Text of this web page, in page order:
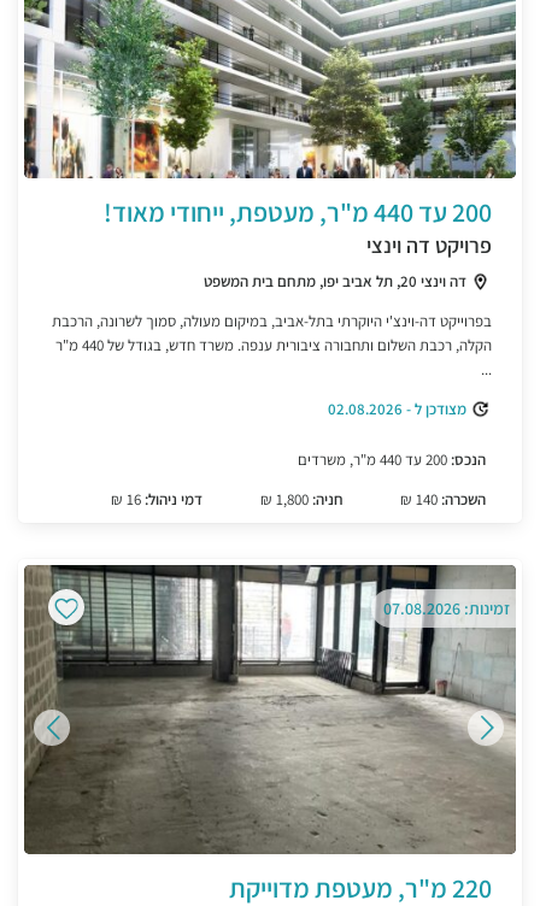
200 עד 440 מ"ר, מעטפת, ייחודי מאוד!
פרויקט דה וינצי
דה וינצי 20, תל אביב יפו, מתחם בית המשפט
בפרוייקט דה-וינצ'י היוקרתי בתל-אביב, במיקום מעולה, סמוך לשרונה, הרכבת
הקלה, רכבת השלום ותחבורה ציבורית ענפה. משרד חדש, בגודל של 440 מ"ר
...
מצודכן ל - 02.08.2026
הנכס:
השכרה:
חניה: דמי ניהול: 16 ₪
זמינות: 07.08.2026
220 מ"ר, מעטפת מדוייקת